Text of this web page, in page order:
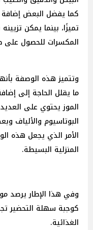
كما يفضل البعض إضافة
تميزًا، بينما يمكن
المكسرات للحصول على
وتتميز هذه الوصفة
ما يقلل الحاجة إلى
الموز يحتوي على
البوتاسيوم والألياف
الأمر الذي يجعل هذه
المنزلية البسيطة.
وفي هذا الإطار يرصد
كوجبة سهلة التحضير
الغذائية.